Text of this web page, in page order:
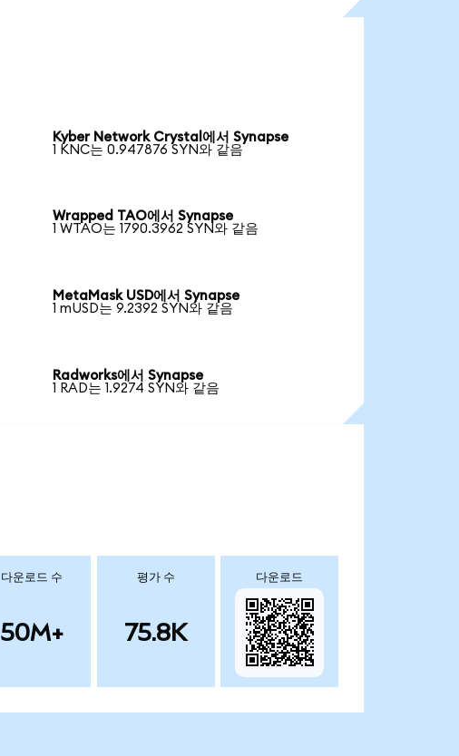
Kyber Network Crystal에서 Synapse
1 KNC는 0.947876 SYN와 같음
Wrapped TAO에서 Synapse
1 WTAO는 1790.3962 SYN와 같음
MetaMask USD에서 Synapse
1 mUSD는 9.2392 SYN와 같음
Radworks에서 Synapse
1 RAD는 1.9274 SYN와 같음
다운로드 수
50M+
평가 수
75.8K
다운로드